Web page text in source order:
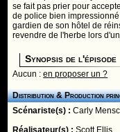
se fait pas prier pour
de police bien
gardien de son hôtel de
revendre de l'herbe lors
Synopsis de l'épisode
Aucun :en proposer un ?
Distribution & Production
Scénariste(s) :Carly
Réalisateur(s) :Scott Ellis